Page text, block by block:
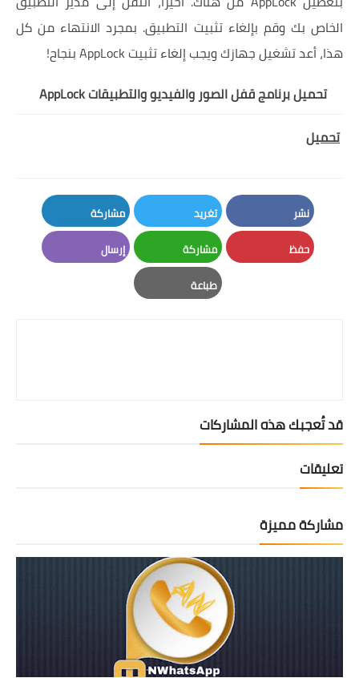
الخاص بك وقم بإلغاء تثبيت التطبيق. بمجرد الانتهاء من كل
هذا، أعد تشغيل جهازك ويجب إلغاء تثبيت AppLock بنجاح!
تحميل برنامج قفل الصور والفيديو والتطبيقات AppLock
تحميل
نشر
Facebook
تغريد
Twitter
مشاركة
LinkedIn
حفظ مشاركة
Whatsapp
إرسال
طباعة
قد تُعجبك هذه المشاركات
تعليقات
مشاركة مميزة